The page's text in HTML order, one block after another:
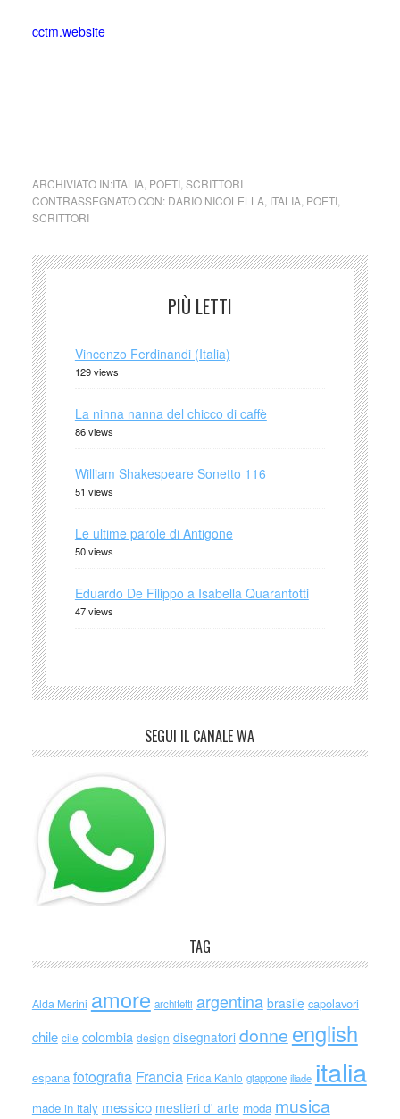
cctm.website
ARCHIVIATO IN:ITALIA, POETI, SCRITTORI
CONTRASSEGNATO CON: DARIO NICOLELLA, ITALIA, POETI,
SCRITTORI
PIÙ LETTI
Vincenzo Ferdinandi (Italia)
129 views
La ninna nanna del chicco di caffè
86 views
William Shakespeare Sonetto 116
51 views
Le ultime parole di Antigone
50 views
Eduardo De Filippo a Isabella Quarantotti
47 views
SEGUI IL CANALE WA
TAG
Alda Merini amore architetti argentina brasile capolavori
chile cile colombia design disegnatori donne english
espana fotografia Francia Frida Kahlo giappone iliade italia
made in italy messico mestieri d' arte moda musica